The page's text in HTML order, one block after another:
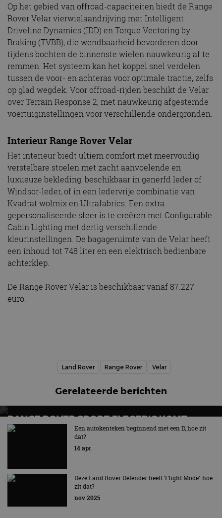
Op het gebied van offroad-capaciteiten biedt de Range
Rover Velar vierwielaandrijving met Intelligent
Driveline Dynamics (IDD) en Torque Vectoring by
Braking (TVBB), die wendbaarheid bevorderen door
tijdens bochten de binnenste wielen nauwkeurig af te
remmen. Het systeem kan het koppel snel verdelen
tussen de voor- en achteras voor optimale tractie, zelfs
op glad wegdek. Voor offroad-rijden beschikt de Velar
over Terrain Response 2, met nauwkeurig afgestemde
voertuiginstellingen voor verschillende ondergronden.
Interieur Range Rover Velar
Het interieur biedt ultiem comfort met meervoudig
verstelbare stoelen met zacht aanvoelende en
luxueuze bekleding, beschikbaar in generfd leder of
Windsor-leder, of in een ledervrije combinatie van
Kvadrat wolmix en Ultrafabrics. Een extra
gepersonaliseerde sfeer is te creëren met Configurable
Cabin Lighting met dertig verschillende
kleurinstellingen. De bagageruimte van de Velar heeft
een inhoud tot 748 liter en een elektrisch bedienbare
achterklep.
De Range Rover Velar is beschikbaar vanaf 87.227
euro.
Land Rover Range Rover Velar
Gerelateerde berichten
RANGE ROVER SPORT ELECTRIC KOMT
LATER IN 2026: TWEEDE ELEKTRISCHE SUV
VAN HET MERK
Tweede volledig elektrische SUV van het Britse merk
Een autokenteken beginnend met een D, hoe zit
dat?
14 apr
Deze Land Rover Defender heeft ‘Flight Mode’: hoe
zit dat?
nov 2025